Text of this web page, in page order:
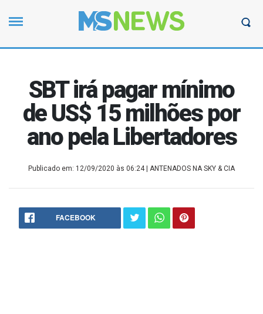
SBT irá pagar mínimo
de US$ 15 milhões por
ano pela Libertadores
Publicado em: 12/09/2020 às 06:24 | ANTENADOS NA SKY & CIA
FACEBOOK